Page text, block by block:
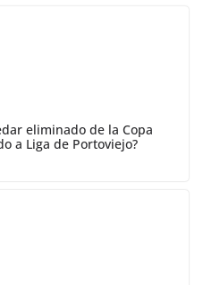
eliminado de la Copa
a Liga de Portoviejo?